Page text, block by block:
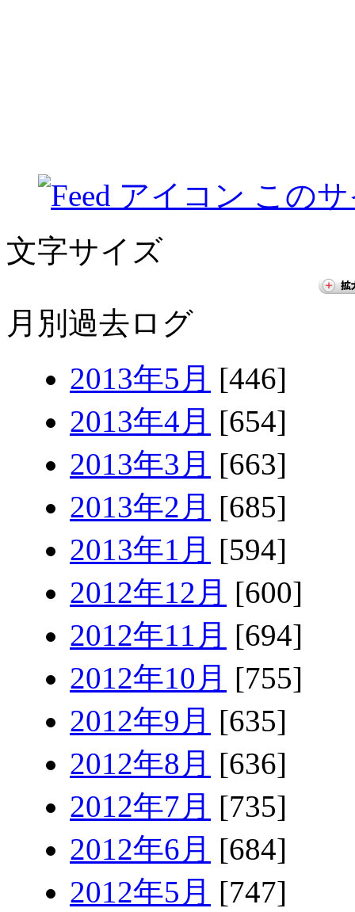
この
文字サイズ
月別過去ログ
2013年5月 [446]
2013年4月 [654]
2013年3月 [663]
2013年2月 [685]
2013年1月 [594]
2012年12月 [600]
2012年11月 [694]
2012年10月 [755]
2012年9月 [635]
2012年8月 [636]
2012年7月 [735]
2012年6月 [684]
2012年5月 [747]